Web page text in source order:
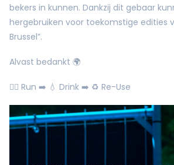
bekers in kunnen. Dankzij dit gebaar
hergebruiken voor toekomstige edities
Brussel”.
Alvast bedankt 🌍
🏃‍♂️ Run ➡️ 💧 Drink ➡️ ♻️ Re-Use